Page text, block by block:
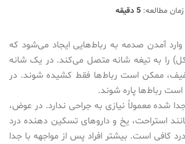
2020-
زمان مطالعه: 5 دقیقه
آمدن صدمه به رباط‌هایی ایجاد می‌شود که
را به تیغه شانه متصل می‌کند. در یک شانه
ممکن است رباط‌ها فقط کشیده شوند. در
رباط‌ها پاره شوند.
شده معمولاً نیازی به جراحی ندارد. در عوض‌،
استراحت‌، یخ و داروهای تسکین دهنده درد
کافی است. بیشتر افراد پس از مواجهه با جدا